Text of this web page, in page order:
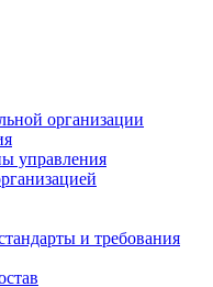
организации
управления
и требования